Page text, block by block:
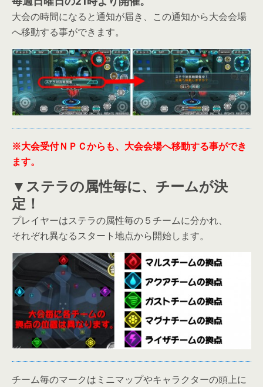
大会の時間になると通知が届き、この通知から大会会場
へ移動する事ができます。
※大会受付ＮＰＣからも、大会会場へ移動する事ができ
ます。
▼ステラの属性毎に、チームが決
定！
プレイヤーはステラの属性毎の５チームに分かれ、
それぞれ異なるスタート地点から開始します。
チーム毎のマークはミニマップやキャラクターの頭上に